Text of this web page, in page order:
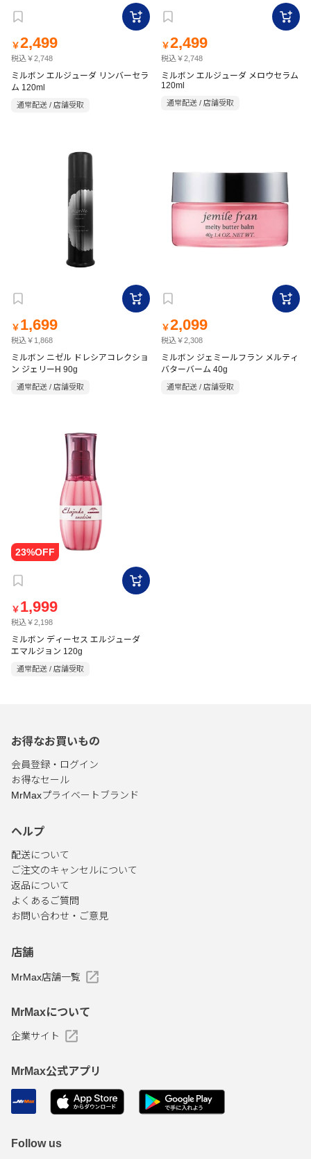
￥2,499
税込￥2,748
ミルボン エルジューダ リンバーセラ
ム 120ml
通常配送 / 店舗受取
￥2,499
税込￥2,748
ミルボン エルジューダ メロウセラム
120ml
通常配送 / 店舗受取
￥ 1,699
税込￥1,868
ミルボン ニゼル ドレシアコレクショ
ン ジェリーH 90g
通常配送 / 店舗受取
￥2,099
税込￥2,308
ミルボン ジェミールフラン メルティ
バターバーム 40g
通常配送 / 店舗受取
￥ 1,999
税込￥2,198
ミルボン ディーセス エルジューダ
エマルジョン 120g
通常配送 / 店舗受取
お得なお買いもの
会員登録・ログイン
お得なセール
MrMaxプライベートブランド
ヘルプ
配送について
ご注文のキャンセルについて
返品について
よくあるご質問
お問い合わせ・ご意見
店舗
MrMax店舗一覧
MrMaxについて
企業サイト
MrMax公式アプリ
Follow us